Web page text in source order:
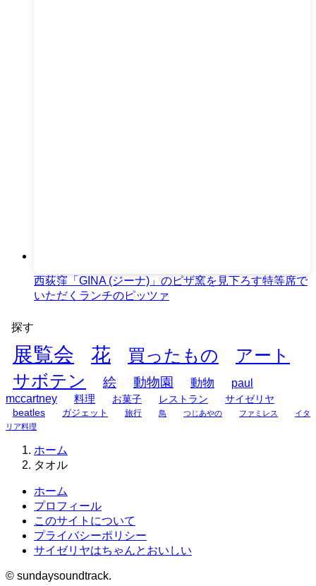
西荻窪「GINA (ジーナ)」のピザ窯を見下ろす特等席で
いただくランチのピッツァ
探す
展覧会 花 買ったもの アート
サボテン 絵 動物園 動物
paul
mccartney
料理 お菓子 レストラン サイゼリヤ
beatles ガジェット 旅行 鳥 つじあやの ファミレス
イタ
リア料理
ホーム
タオル
ホーム
プロフィール
このサイトについて
プライバシーポリシー
サイゼリヤはちゃんとおいしい
© sundaysoundtrack.